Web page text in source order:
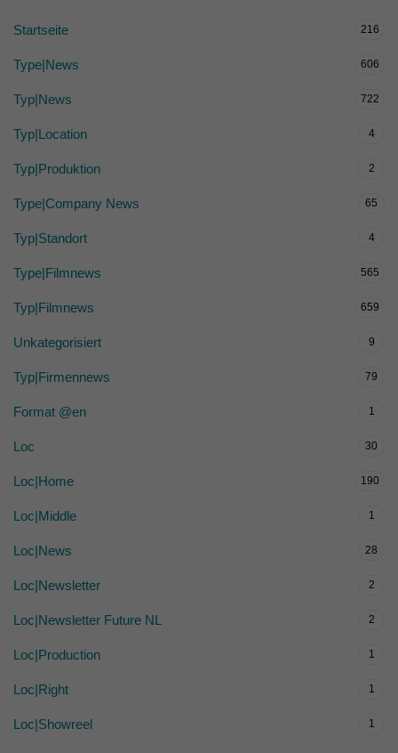
Startseite 216
Type|News 606
Typ|News 722
Typ|Location 4
Typ|Produktion 2
Type|Company News 65
Typ|Standort 4
Type|Filmnews 565
Typ|Filmnews 659
Unkategorisiert 9
Typ|Firmennews 79
Format @en 1
Loc 30
Loc|Home 190
Loc|Middle 1
Loc|News 28
Loc|Newsletter 2
Loc|Newsletter Future NL 2
Loc|Production 1
Loc|Right 1
Loc|Showreel 1